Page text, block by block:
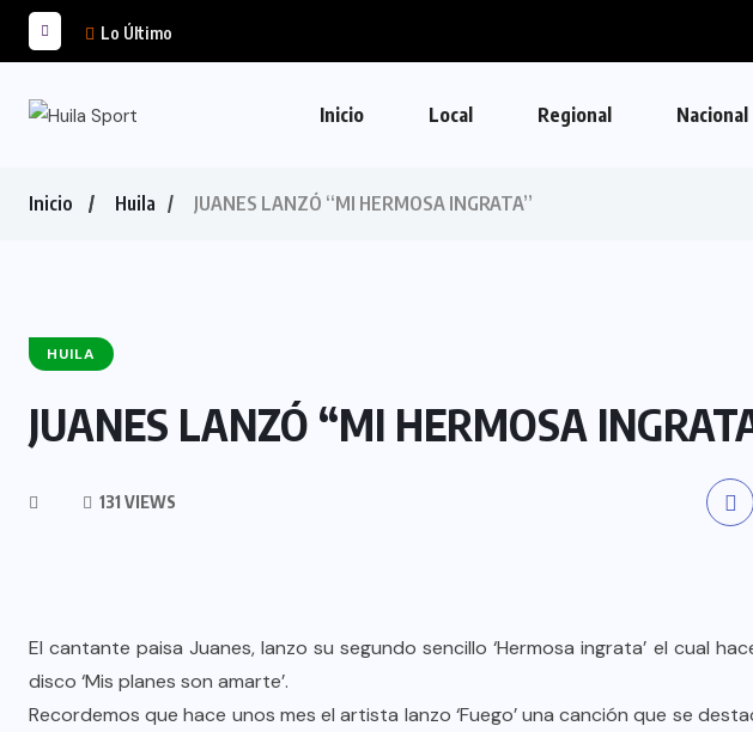
Lo Último
Inicio Local Regional Nacional
Inicio Huila JUANES LANZÓ “MI HERMOSA INGRATA”
HUILA
JUANES LANZÓ “MI HERMOSA
131 VIEWS
El cantante paisa Juanes, lanzo su segundo sencillo ‘Hermosa ingrata’ el cual
disco ‘Mis planes son amarte’.
Recordemos que hace unos mes el artista lanzo ‘Fuego’ una canción que se